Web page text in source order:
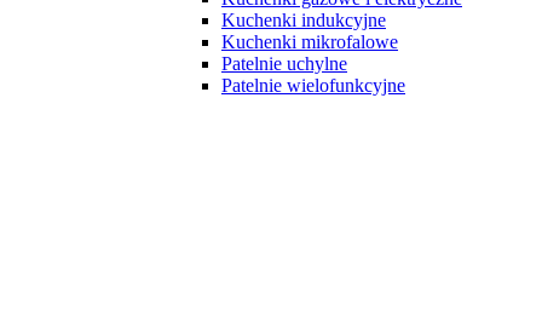
Kuchenki indukcyjne
Kuchenki mikrofalowe
Patelnie uchylne
Patelnie wielofunkcyjne